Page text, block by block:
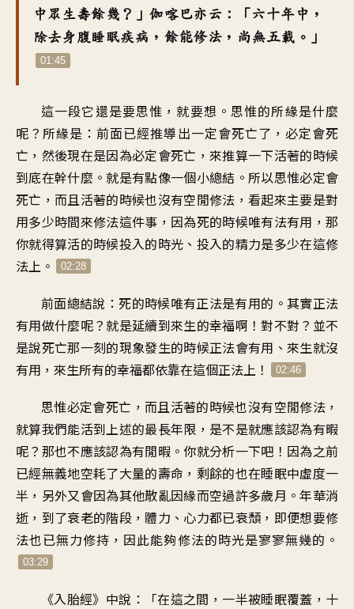
中眾生壽餘幾 ？」伽喀巴亦云 ：「六十年中 ，
除去身腹睡眠疾病 ， 餘能修法 ， 尚無五載 。」
01:45
這一段它還是要思惟 ，就要想 。 思惟的所緣是什麼
呢 ？ 所緣是 ：前面已經推導出一定會死亡了 ， 必定會死
亡 ， 然後現在是因為必定會死亡 ，來推算一下活著的時候
到底在幹什麼 。就是有點像一個小總結 。 所以思惟必定會
死亡 ，而且活著的時候也沒有空閒修法 ，看起來主要是對
用多少時間來修法這件事 ， 因為死的時候唯有法有用 ，那
你就得算活的時候投入的時光 、 投入的精力是多少在這修
法上 。 02:28
前面總結說 ：死的時候唯有正法是有用的 。 其實正法
有用做什麼呢？就是延續到來生的幸福啊 ！對不對？並不
是說死亡那一刻的現象發生的時候正法會有用 、來生就沒
有用 ， 來生所有的幸福都依靠在這個正法上 ！ 02:46
思惟必定會死亡 ， 而且活著的時候也沒有空閒修法 ，
就算我們能活到 上述的最長年限 ， 是不是就應該認為有暇
呢？ 那也不應該認為有閒暇 。你就分析一下吧 ！ 因為之前
已經無義地空耗了大量的壽命 ， 剩餘的也在睡眠中虛度一
半 ， 另外又會因為其他散亂因緣而空過許多歲月 。年華消
逝 ， 到了衰老的階段 ，體力、心力都已衰頹 ， 即便想要修
法也已無力修持 ， 因此能夠修法的時光是寥寥無幾的 。
03:29
《入胎經》中說 ：「在這之間 ， 一半被睡眠覆蓋 ， 十